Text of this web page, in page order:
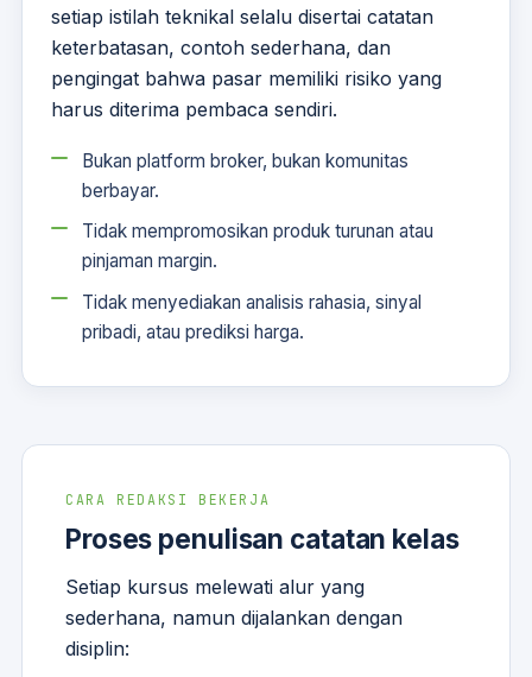
setiap istilah teknikal selalu disertai catatan
keterbatasan, contoh sederhana, dan
pengingat bahwa pasar memiliki risiko yang
harus diterima pembaca sendiri.
Bukan platform broker, bukan komunitas
berbayar.
Tidak mempromosikan produk turunan atau
pinjaman margin.
Tidak menyediakan analisis rahasia, sinyal
pribadi, atau prediksi harga.
CARA REDAKSI BEKERJA
Proses penulisan catatan kelas
Setiap kursus melewati alur yang
sederhana, namun dijalankan dengan
disiplin: